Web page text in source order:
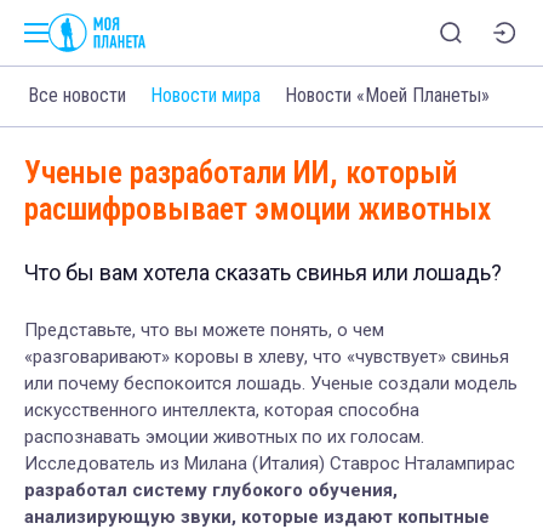
Все новости Новости мира Новости «Моей Планеты»
Ученые разработали ИИ, который
расшифровывает эмоции животных
Что бы вам хотела сказать свинья или лошадь?
Представьте, что вы можете понять, о чем
«разговаривают» коровы в хлеву, что «чувствует» свинья
или почему беспокоится лошадь. Ученые создали модель
искусственного интеллекта, которая способна
распознавать эмоции животных по их голосам.
Исследователь из Милана (Италия) Ставрос Нталампирас
разработал систему глубокого обучения,
анализирующую звуки, которые издают копытные